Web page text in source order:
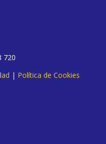
720
| Política de Cookies